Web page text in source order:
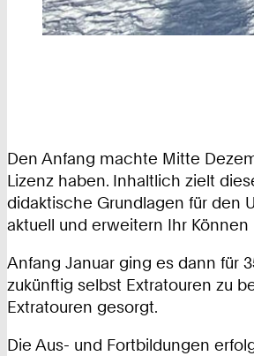
Den Anfang machte Mitte
Lizenz haben. Inhaltlich zielt
didaktische Grundlagen für den
aktuell und erweitern Ihr
Anfang Januar ging es dann für
zukünftig selbst Extratouren zu
Extratouren gesorgt.
Die Aus- und Fortbildungen